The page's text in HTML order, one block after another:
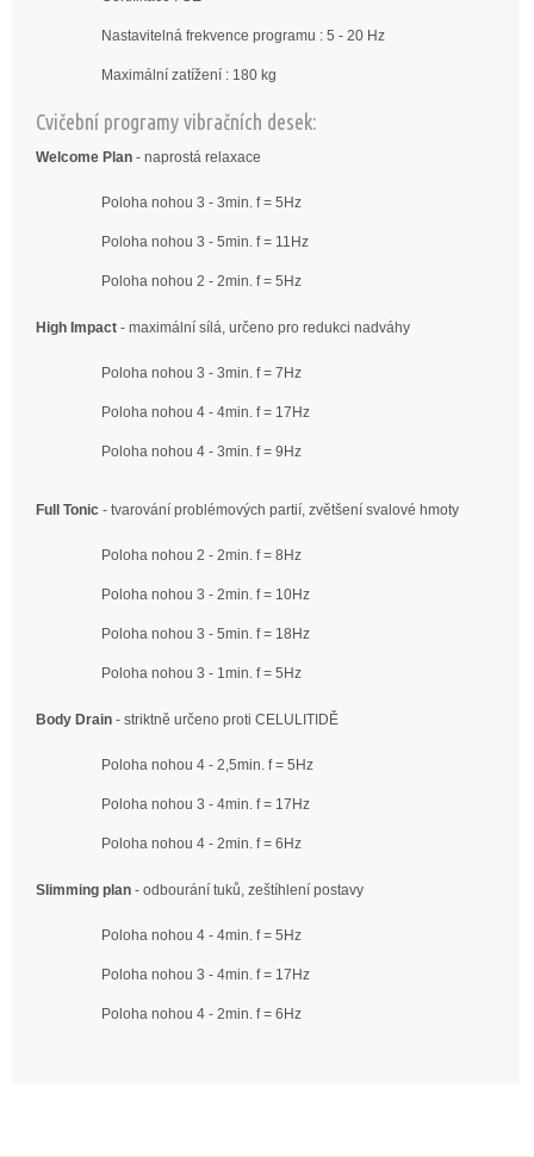
Nastavitelná frekvence programu : 5 - 20 Hz
Maximální zatížení : 180 kg
Cvičební programy vibračních desek:
Welcome Plan - naprostá relaxace
Poloha nohou 3 - 3min. f = 5Hz
Poloha nohou 3 - 5min. f = 11Hz
Poloha nohou 2 - 2min. f = 5Hz
High Impact - maximální sílá, určeno pro redukci nadváhy
Poloha nohou 3 - 3min. f = 7Hz
Poloha nohou 4 - 4min. f = 17Hz
Poloha nohou 4 - 3min. f = 9Hz
Full Tonic - tvarování problémových partií, zvětšení svalové hmoty
Poloha nohou 2 - 2min. f = 8Hz
Poloha nohou 3 - 2min. f = 10Hz
Poloha nohou 3 - 5min. f = 18Hz
Poloha nohou 3 - 1min. f = 5Hz
Body Drain - striktně určeno proti CELULITIDĚ
Poloha nohou 4 - 2,5min. f = 5Hz
Poloha nohou 3 - 4min. f = 17Hz
Poloha nohou 4 - 2min. f = 6Hz
Slimming plan - odbourání tuků, zeštíhlení postavy
Poloha nohou 4 - 4min. f = 5Hz
Poloha nohou 3 - 4min. f = 17Hz
Poloha nohou 4 - 2min. f = 6Hz